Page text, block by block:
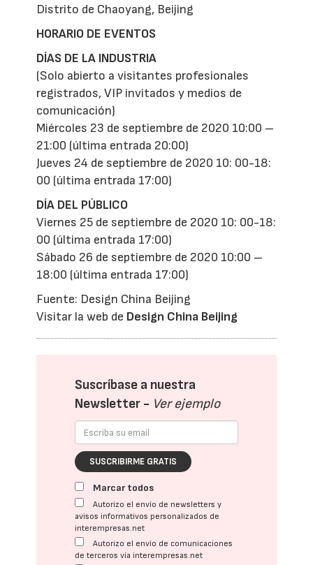
Distrito de Chaoyang, Beijing
HORARIO DE EVENTOS
DÍAS DE LA INDUSTRIA
(Solo abierto a visitantes profesionales
registrados, VIP invitados y medios de
comunicación)
Miércoles 23 de septiembre de 2020 10:00 –
21:00 (última entrada 20:00)
Jueves 24 de septiembre de 2020 10: 00-18:
00 (última entrada 17:00)
DÍA DEL PÚBLICO
Viernes 25 de septiembre de 2020 10: 00-18:
00 (última entrada 17:00)
Sábado 26 de septiembre de 2020 10:00 –
18:00 (última entrada 17:00)
Fuente: Design China Beijing
Visitar la web de Design China Beijing
Suscríbase a nuestra
Newsletter - Ver ejemplo
SUSCRIBIRME GRATIS
Marcar todos
Autorizo el envío de newsletters y
avisos informativos personalizados de
interempresas.net
Autorizo el envío de comunicaciones
de terceros vía interempresas.net